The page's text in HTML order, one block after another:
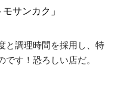
サンカク」
と調理時間を採用し、特
す！恐ろしい店だ。